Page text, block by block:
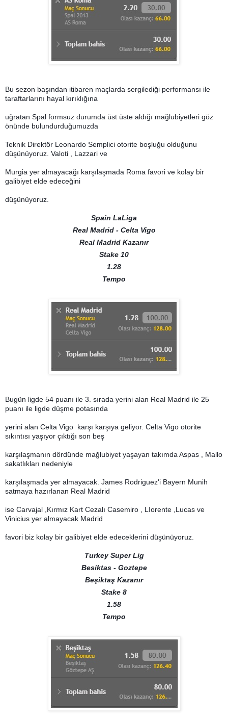
Bu sezon başından itibaren maçlarda sergilediği performansı ile
taraftarlarını hayal kırıklığına
uğratan Spal formsuz durumda üst üste aldığı mağlubiyetleri göz
önünde bulundurduğumuzda
Teknik Direktör Leonardo Semplici otorite boşluğu olduğunu
düşünüyoruz. Valoti , Lazzari ve
Murgia yer almayacağı karşılaşmada Roma favori ve kolay bir
galibiyet elde edeceğini
düşünüyoruz.
Spain LaLiga
Real Madrid - Celta Vigo
Real Madrid Kazanır
Stake 10
1.28
Tempo
Bugün ligde 54 puanı ile 3. sırada yerini alan Real Madrid ile 25
puanı ile ligde düşme potasında
yerini alan Celta Vigo karşı karşıya geliyor. Celta Vigo otorite
sıkıntısı yaşıyor çıktığı son beş
karşılaşmanın dördünde mağlubiyet yaşayan takımda Aspas , Mallo
sakatlıkları nedeniyle
karşılaşmada yer almayacak. James Rodriguez'i Bayern Munih
satmaya hazırlanan Real Madrid
ise Carvajal ,Kırmız Kart Cezalı Casemiro , LIorente ,Lucas ve
Vinicius yer almayacak Madrid
favori biz kolay bir galibiyet elde edeceklerini düşünüyoruz.
Turkey Super Lig
Besiktas - Goztepe
Beşiktaş Kazanır
Stake 8
1.58
Tempo